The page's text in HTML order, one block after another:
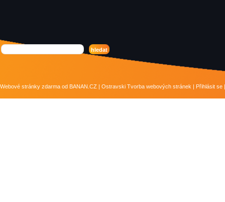
Webové stránky zdarma od BANAN.CZ | Ostravski Tvorba webových stránek | Přihlásit se